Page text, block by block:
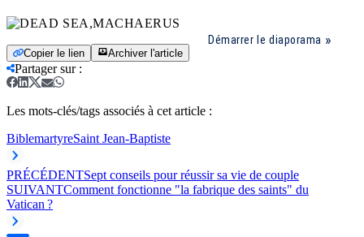
Démarrer le diaporama
Copier le lien Archiver l'article
Partager sur:
Les mots-clés/tags associés à cet article :
BiblemartyreSaint Jean-Baptiste
PRÉCÉDENTSept conseils pour réussir sa vie de couple
SUIVANTComment fonctionne "la fabrique des saints" du
Vatican ?